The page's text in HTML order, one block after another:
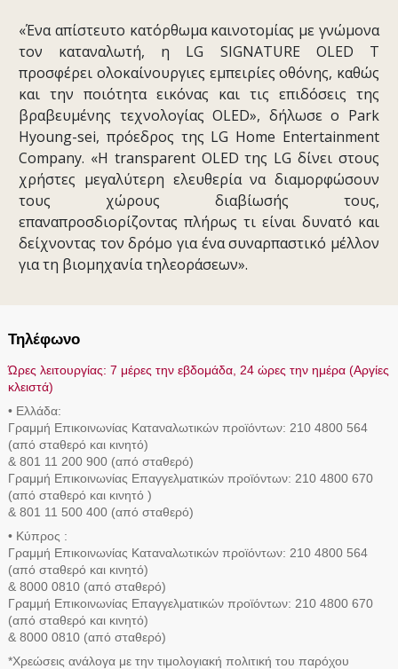
«Ένα απίστευτο κατόρθωμα καινοτομίας με γνώμονα
τον καταναλωτή, η LG SIGNATURE OLED T
προσφέρει ολοκαίνουργιες εμπειρίες οθόνης, καθώς
και την ποιότητα εικόνας και τις επιδόσεις της
βραβευμένης τεχνολογίας OLED», δήλωσε ο Park
Hyoung-sei, πρόεδρος της LG Home Entertainment
Company. «Η transparent OLED της LG δίνει στους
χρήστες μεγαλύτερη ελευθερία να διαμορφώσουν
τους χώρους διαβίωσής τους,
επαναπροσδιορίζοντας πλήρως τι είναι δυνατό και
δείχνοντας τον δρόμο για ένα συναρπαστικό μέλλον
για τη βιομηχανία τηλεοράσεων».
Τηλέφωνο
Ώρες λειτουργίας: 7 μέρες την εβδομάδα, 24 ώρες την ημέρα (Αργίες
κλειστά)
• Ελλάδα:
Γραμμή Eπικοινωνίας Καταναλωτικών προϊόντων: 210 4800 564
(από σταθερό και κινητό)
& 801 11 200 900 (από σταθερό)
Γραμμή Eπικοινωνίας Επαγγελματικών προϊόντων: 210 4800 670
(από σταθερό και κινητό )
& 801 11 500 400 (από σταθερό)
• Κύπρος :
Γραμμή Eπικοινωνίας Καταναλωτικών προϊόντων: 210 4800 564
(από σταθερό και κινητό)
& 8000 0810 (από σταθερό)
Γραμμή Eπικοινωνίας Επαγγελματικών προϊόντων: 210 4800 670
(από σταθερό και κινητό)
& 8000 0810 (από σταθερό)
*Χρεώσεις ανάλογα με την τιμολογιακή πολιτική του παρόχου